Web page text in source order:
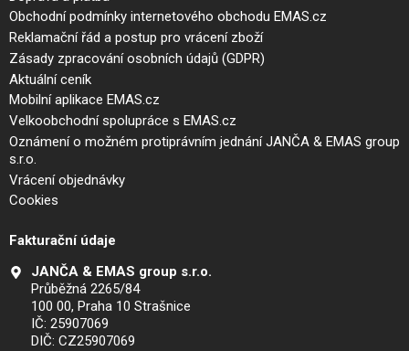
Obchodní podmínky internetového obchodu EMAS.cz
Reklamační řád a postup pro vrácení zboží
Zásady zpracování osobních údajů (GDPR)
Aktuální ceník
Mobilní aplikace EMAS.cz
Velkoobchodní spolupráce s EMAS.cz
Oznámení o možném protiprávním jednání JANČA & EMAS group
s.r.o.
Vrácení objednávky
Cookies
Fakturační údaje
JANČA & EMAS group s.r.o.
Průběžná 2265/84
100 00, Praha 10 Strašnice
IČ: 25907069
DIČ: CZ25907069